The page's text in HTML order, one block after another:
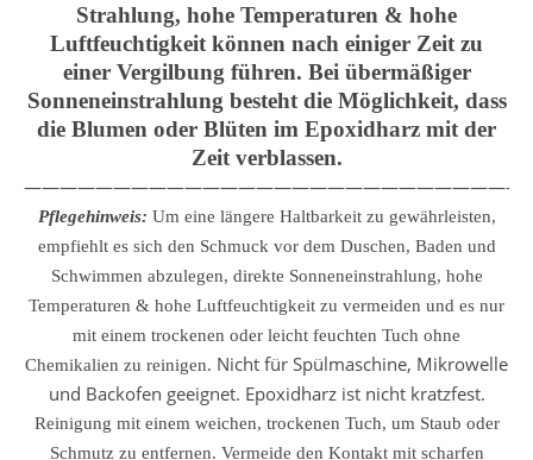
Strahlung, hohe Temperaturen & hohe
Luftfeuchtigkeit können nach einiger Zeit zu
einer Vergilbung führen. Bei übermäßiger
Sonneneinstrahlung besteht die Möglichkeit, dass
die Blumen oder Blüten im Epoxidharz mit der
Zeit verblassen.
Pflegehinweis: Um eine längere Haltbarkeit zu gewährleisten,
empfiehlt es sich den Schmuck vor dem Duschen, Baden und
Schwimmen abzulegen, direkte Sonneneinstrahlung, hohe
Temperaturen & hohe Luftfeuchtigkeit zu vermeiden und es nur
mit einem trockenen oder leicht feuchten Tuch ohne
Chemikalien zu reinigen. Nicht für Spülmaschine, Mikrowelle
und Backofen geeignet. Epoxidharz ist nicht kratzfest.
Reinigung mit einem weichen, trockenen Tuch, um Staub oder
Schmutz zu entfernen. Vermeide den Kontakt mit scharfen